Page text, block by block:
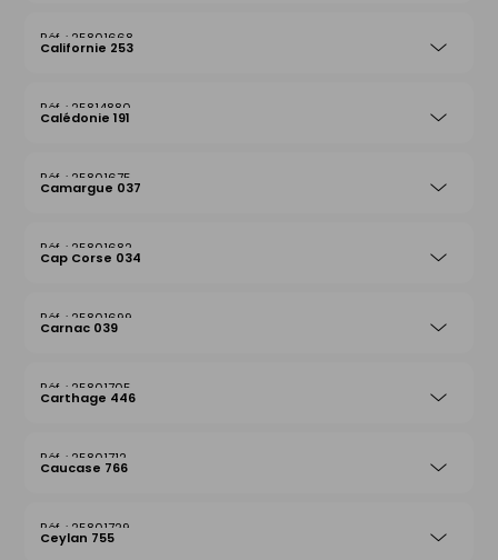
25801668
Californie 253
25814880
Calédonie 191
25801675
Camargue 037
25801682
Cap Corse 034
25801699
Carnac 039
25801705
Carthage 446
25801712
Caucase 766
25801729
Ceylan 755